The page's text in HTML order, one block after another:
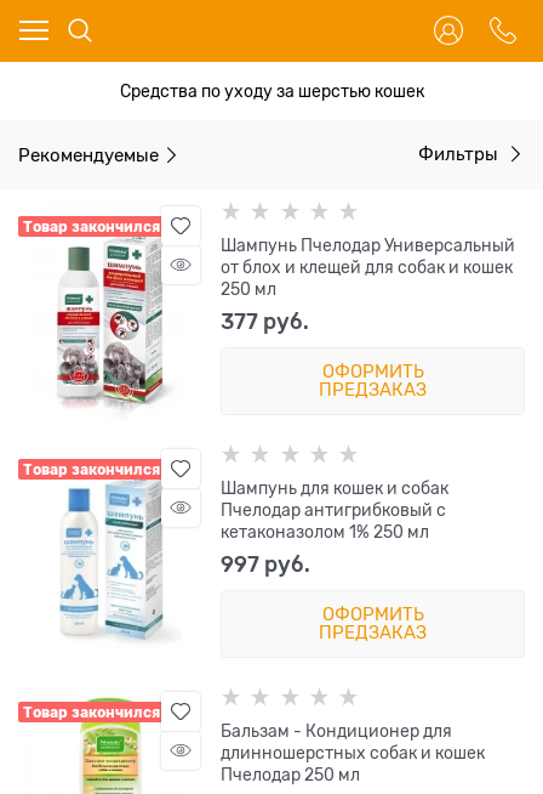
Средства по уходу за шерстью кошек
Рекомендуемые Фильтры
Товар закончился
Шампунь Пчелодар Универсальный
от блох и клещей для собак и кошек
250 мл
377 руб.
ОФОРМИТЬ
ПРЕДЗАКАЗ
Товар закончился
Шампунь для кошек и собак
Пчелодар антигрибковый с
кетаконазолом 1% 250 мл
997 руб.
ОФОРМИТЬ
ПРЕДЗАКАЗ
Товар закончился
Бальзам - Кондиционер для
длинношерстных собак и кошек
Пчелодар 250 мл